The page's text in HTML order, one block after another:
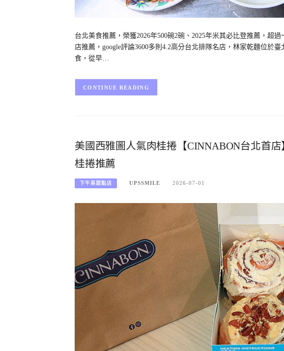
台北美食推薦，榮獲2026年500碗2碗、2025年米其必比登推薦，超
店推薦，google評論3600多則4.2高分台北排隊名店，林家乾麵位於
食，從早…
CONTINUE READING
美國西雅圖人氣肉桂捲【CINNABON台北首
桂捲推薦
下午茶甜點店 UPSSMILE 2026-07-01